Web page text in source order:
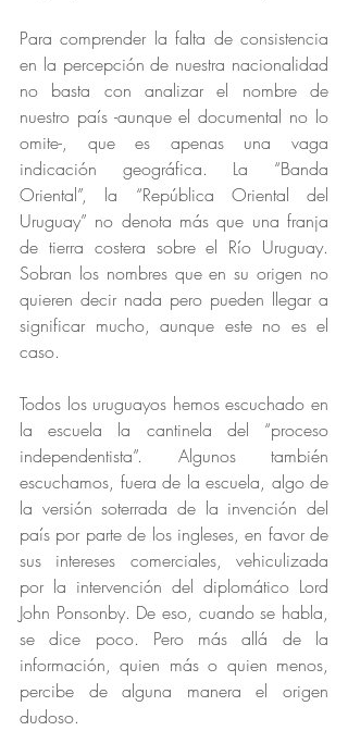
Para comprender la falta de consistencia
en la percepción de nuestra nacionalidad
no basta con analizar el nombre de
nuestro país -aunque el documental no lo
omite-, que es apenas una vaga
indicación geográfica. La “Banda
Oriental”, la “República Oriental del
Uruguay” no denota más que una franja
de tierra costera sobre el Río Uruguay.
Sobran los nombres que en su origen no
quieren decir nada pero pueden llegar a
significar mucho, aunque este no es el
caso.
Todos los uruguayos hemos escuchado en
la escuela la cantinela del “proceso
independentista”. Algunos también
escuchamos, fuera de la escuela, algo de
la versión soterrada de la invención del
país por parte de los ingleses, en favor de
sus intereses comerciales, vehiculizada
por la intervención del diplomático Lord
John Ponsonby. De eso, cuando se habla,
se dice poco. Pero más allá de la
información, quien más o quien menos,
percibe de alguna manera el origen
dudoso.